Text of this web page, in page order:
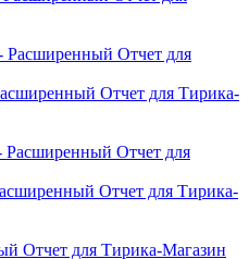
Отчет для Тирика-
Отчет для Тирика-